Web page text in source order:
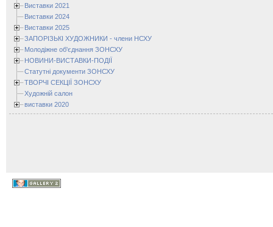
Виставки 2021
Виставки 2024
Виставки 2025
ЗАПОРІЗЬКІ ХУДОЖНИКИ - члени НСХУ
Молодіжне об'єднання ЗОНСХУ
НОВИНИ-ВИСТАВКИ-ПОДІЇ
Статутні документи ЗОНСХУ
ТВОРЧІ СЕКЦІЇ ЗОНСХУ
Художній салон
виставки 2020